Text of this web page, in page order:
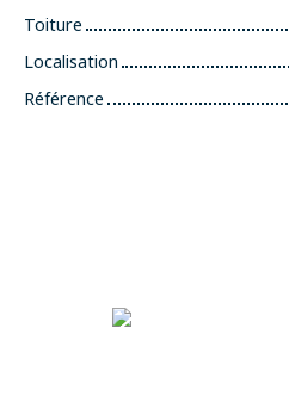
Toiture
Localisation
Référence